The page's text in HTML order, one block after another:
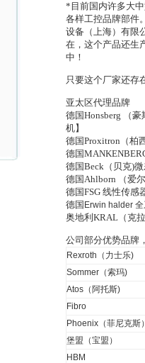
*目前国内许多大
各样工控品牌部件
设备（上海）有限
在，这个产品还生
中！
只要这个厂家还存
亚太区代理品牌
德国Honsberg （
机】
德国Proxitron（柏
德国
德国Beck（贝克)
德国Ahlborn （爱
德国FSG 线性传感
德国 Erwin halder
奥地利KRAL（克
公司部分优势品牌
Rexroth（力士乐)
Sommer（索玛)
Atos（阿托斯)
Fibro
Phoenix（菲尼克斯
堡盟（宝盟）
HBM